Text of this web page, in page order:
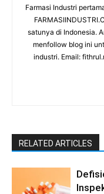
Farmasi Industri
satunya di Indonesia.
menfollow blog ini
industri. Email:
RELATED ARTICLES